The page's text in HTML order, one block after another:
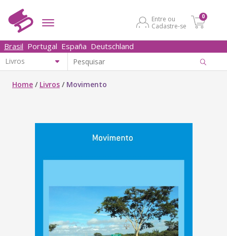
Entre ou
Cadastre-se
0
Brasil Portugal España Deutschland
Home / Livros / Movimento